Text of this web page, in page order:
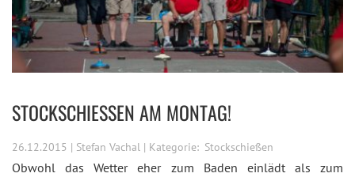
STOCKSCHIESSEN AM MONTAG!
26.12.2015 | Stefan Vachal | Kategorie: Stockschießen
Obwohl das Wetter eher zum Baden einlädt als zum